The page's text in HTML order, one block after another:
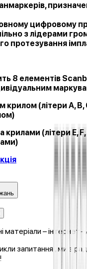
цифровому
з лідерами
протезування
8 елементів
крилом (літери A,
крилами (літери E,
матеріали –
запитання , ми з